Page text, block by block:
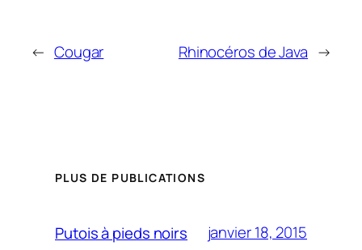
← Cougar Rhinocéros de Java →
PLUS DE PUBLICATIONS
Putois à pieds noirs janvier 18, 2015